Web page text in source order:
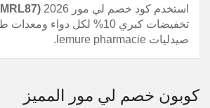
استخدم كود خصم لي مور 2026 (MRL87)
تخفيضات كبري 10% لكل دواء
صيدليات lemure pharmacie.
كوبون خصم لي مور المميز